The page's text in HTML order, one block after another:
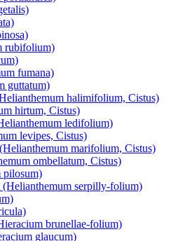
rubifolium)
fumana)
guttatum)
halimifolium, Cistus)
hirtum, Cistus)
ledifolium)
levipes, Cistus)
marifolium, Cistus)
ombellatum, Cistus)
pilosum)
(Helianthemum serpilly-folium)
brunellae-folium)
glaucum)